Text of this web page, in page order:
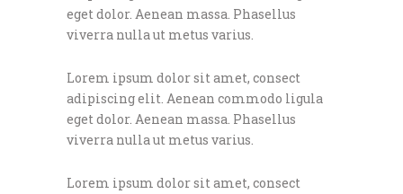
eget dolor. Aenean massa. Phasellus
viverra nulla ut metus varius.
Lorem ipsum dolor sit amet, consect
adipiscing elit. Aenean commodo ligula
eget dolor. Aenean massa. Phasellus
viverra nulla ut metus varius.
Lorem ipsum dolor sit amet, consect